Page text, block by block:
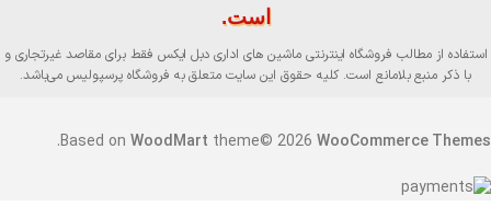
است.
استفاده از مطالب فروشگاه اینترنتی ماشین های اداری دبل ایکس فقط برای مقاصد غیرتجاری و
با ذکر منبع بلامانع است. کلیه حقوق این سایت متعلق به فروشگاه پرسپولیس می‌باشد.
Based on WoodMart theme© 2026 WooCommerce Themes
.